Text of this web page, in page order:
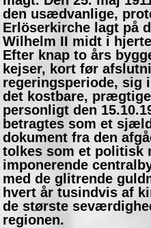
den usædvanlige,
Erlöserkirche lagt på
Wilhelm II midt i
Efter knap to års
kejser, kort før
regeringsperiode, sig
det kostbare,
personligt den
betragtes som et
dokument fra den
tolkes som et politisk
imponerende
med de glitrende
hvert år tusindvis af
de største
regionen.